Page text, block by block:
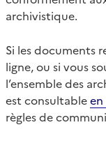
archivistique.
Si les documents
ligne, ou si vous
l’ensemble des
est consultable
règles de